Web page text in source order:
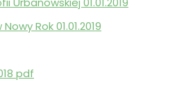
Rok 01.01.2019
pdf